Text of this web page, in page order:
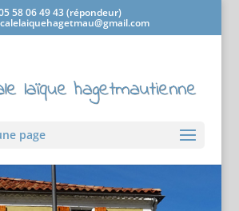
58 06 49 43 (répondeur)
page